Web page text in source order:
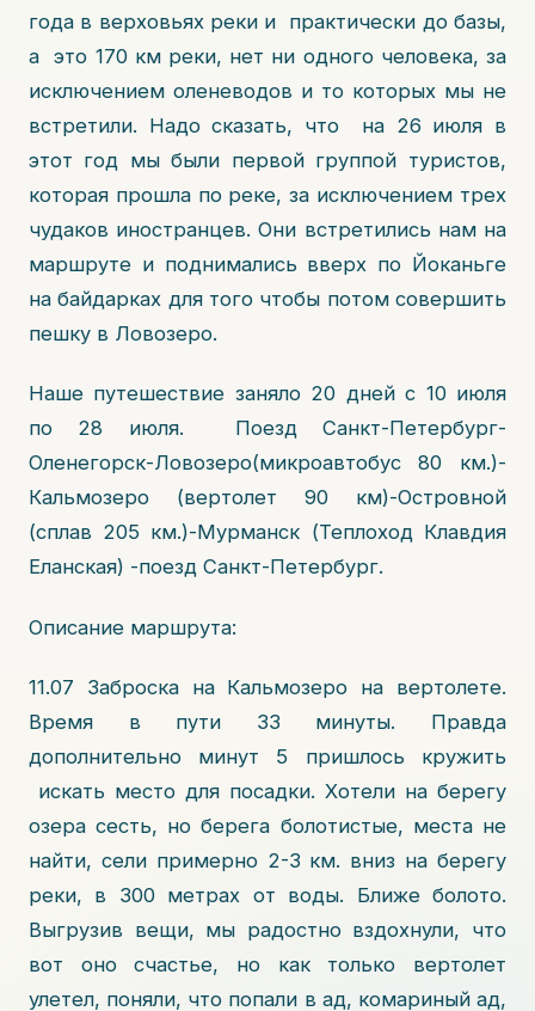
года в верховьях реки и практически до базы,
а это 170 км реки, нет ни одного человека, за
исключением оленеводов и то которых мы не
встретили. Надо сказать, что на 26 июля в
этот год мы были первой группой туристов,
которая прошла по реке, за исключением трех
чудаков иностранцев. Они встретились нам на
маршруте и поднимались вверх по Йоканьге
на байдарках для того чтобы потом совершить
пешку в Ловозеро.
Наше путешествие заняло 20 дней с 10 июля
по 28 июля. Поезд Санкт-Петербург-
Оленегорск-Ловозеро(микроавтобус 80 км.)-
Кальмозеро (вертолет 90 км)-Островной
(сплав 205 км.)-Мурманск (Теплоход Клавдия
Еланская) -поезд Санкт-Петербург.
Описание маршрута:
11.07 Заброска на Кальмозеро на вертолете.
Время в пути 33 минуты. Правда
дополнительно минут 5 пришлось кружить
искать место для посадки. Хотели на берегу
озера сесть, но берега болотистые, места не
найти, сели примерно 2-3 км. вниз на берегу
реки, в 300 метрах от воды. Ближе болото.
Выгрузив вещи, мы радостно вздохнули, что
вот оно счастье, но как только вертолет
улетел, поняли, что попали в ад, комариный ад,